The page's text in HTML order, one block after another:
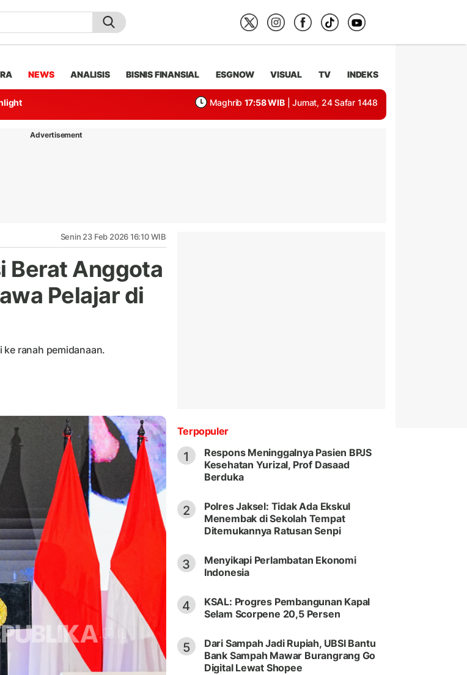
NEWS ANALISIS BISNIS FINANSIAL ESGNOW VISUAL TV INDEKS
Maghrib 17:58 WIB | Jumat, 24 Safar 1448
Advertisement
Senin 23 Feb 2026 16:10 WIB
Berat Anggota
Pelajar di
ranah pemidanaan.
Terpopuler
1
Respons Meninggalnya Pasien BPJS
Kesehatan Yurizal, Prof Dasaad
Berduka
2
Polres Jaksel: Tidak Ada Ekskul
Menembak di Sekolah Tempat
Ditemukannya Ratusan Senpi
3
Menyikapi Perlambatan Ekonomi
Indonesia
4
KSAL: Progres Pembangunan Kapal
Selam Scorpene 20,5 Persen
5
Dari Sampah Jadi Rupiah, UBSI Bantu
Bank Sampah Mawar Burangrang Go
Digital Lewat Shopee